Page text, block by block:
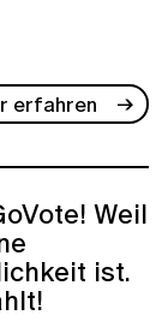
erfahren
Weil
ist.